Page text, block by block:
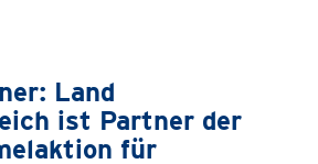
Land
ist Partner der
für